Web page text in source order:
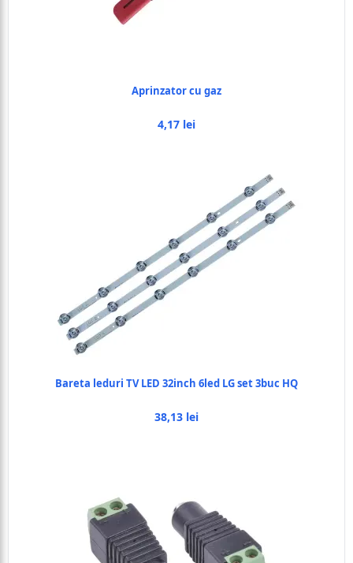
Aprinzator cu gaz
4,17 lei
Bareta leduri TV LED 32inch 6led LG set 3buc HQ
38,13 lei